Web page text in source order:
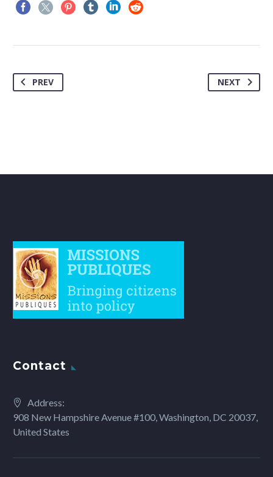
PREV NEXT
Contact
Address:
908 New Hampshire Avenue #100, Washington, DC 20037,
United States